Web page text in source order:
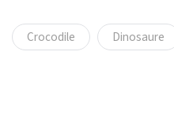
Crocodile Dinosaure